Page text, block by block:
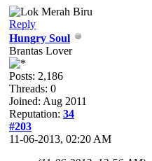
Reply
Hungry Soul
Brantas Lover
Posts: 2,186
Threads: 0
Joined: Aug 2011
Reputation: 34
#203
11-06-2013, 02:20 AM